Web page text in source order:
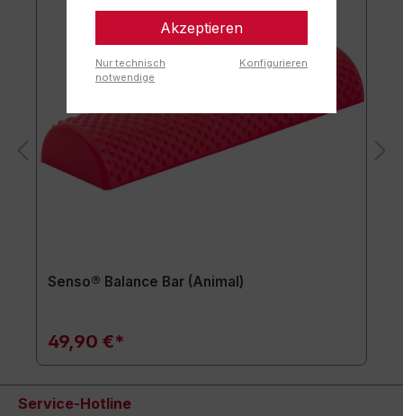
Senso® Balance Bar (Animal)
49,90 €*
Service-Hotline
Akzeptieren
Nur technisch
notwendige
Konfigurieren